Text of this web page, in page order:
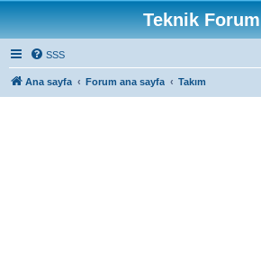
Teknik Forum
SSS
Ana sayfa Forum ana sayfa Takım